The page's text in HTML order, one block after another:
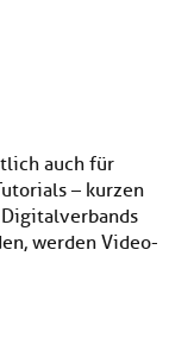
auch für
– kurzen
werden Video-